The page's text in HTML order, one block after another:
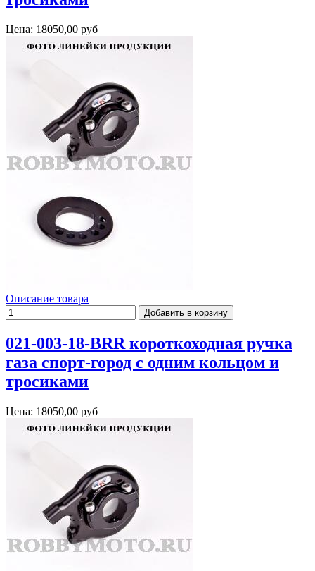
Цена: 18050,00 руб
Описание товара
021-003-18-BRR короткоходная ручка
газа спорт-город с одним кольцом и
тросиками
Цена: 18050,00 руб